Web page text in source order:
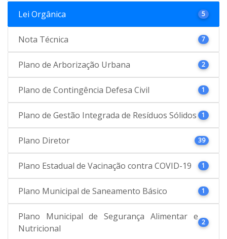
Lei Orgânica 5
Nota Técnica 7
Plano de Arborização Urbana 2
Plano de Contingência Defesa Civil 1
Plano de Gestão Integrada de Resíduos Sólidos 1
Plano Diretor 39
Plano Estadual de Vacinação contra COVID-19 1
Plano Municipal de Saneamento Básico 1
Plano Municipal de Segurança Alimentar e
Nutricional
2